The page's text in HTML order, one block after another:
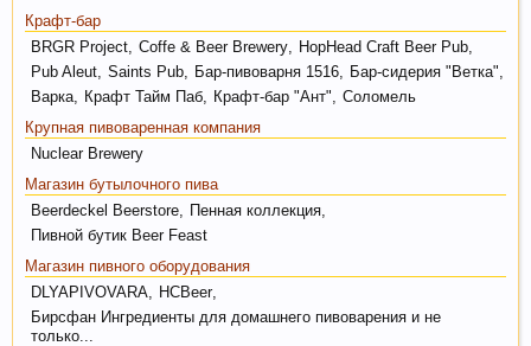
Кофе оказывает воздействие на
преждевременное старение человека и
способствует развитию онкозаболеваний. Пиво
же наоборот защищает ДНК.
Крафт-бар
BRGR Project, Coffe & Beer Brewery, HopHead Craft Beer Pub,
Pub Aleut, Saints Pub, Бар-пивоварня 1516, Бар-сидерия "Ветка",
Варка, Крафт Тайм Паб, Крафт-бар "Ант", Соломель
Крупная пивоваренная компания
Nuclear Brewery
Магазин бутылочного пива
Beerdeckel Beerstore, Пенная коллекция,
Пивной бутик Beer Feast
Магазин пивного оборудования
DLYAPIVOVARA, HCBeer,
Бирсфан Ингредиенты для домашнего пивоварения и не
только...